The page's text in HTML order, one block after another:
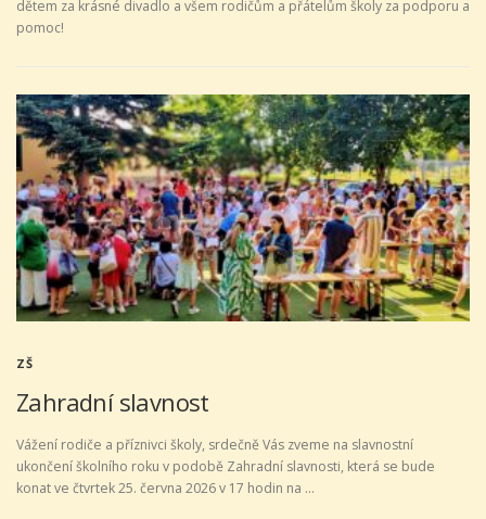
dětem za krásné divadlo a všem rodičům a přátelům školy za podporu a
pomoc!
ZŠ
Zahradní slavnost
Vážení rodiče a příznivci školy, srdečně Vás zveme na slavnostní
ukončení školního roku v podobě Zahradní slavnosti, která se bude
konat ve čtvrtek 25. června 2026 v 17 hodin na …